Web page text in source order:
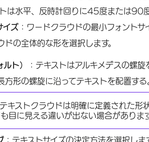
は水平、反時計回りに45度または90
イズ ：ワードクラウドの最小フォント
ドの全体的な形を選択します。
ト）
：テキストはアルキメデスの螺旋
方形の螺旋に沿ってテキストを配置する
テキストクラウドは明確に定義された形
目に見える違いが出ない場合があります
：テキストサイズの決定方法を選択しま